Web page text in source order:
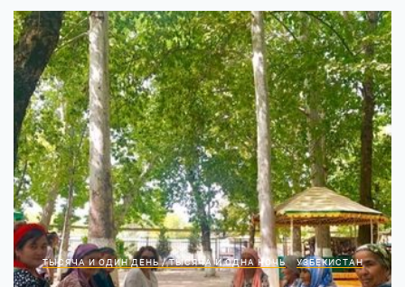
ТЫСЯЧА И ОДИН ДЕНЬ / ТЫСЯЧА И ОДНА НОЧЬ УЗБЕКИСТАН